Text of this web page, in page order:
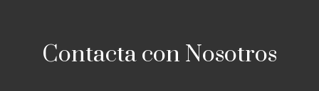
Contacta con Nosotros